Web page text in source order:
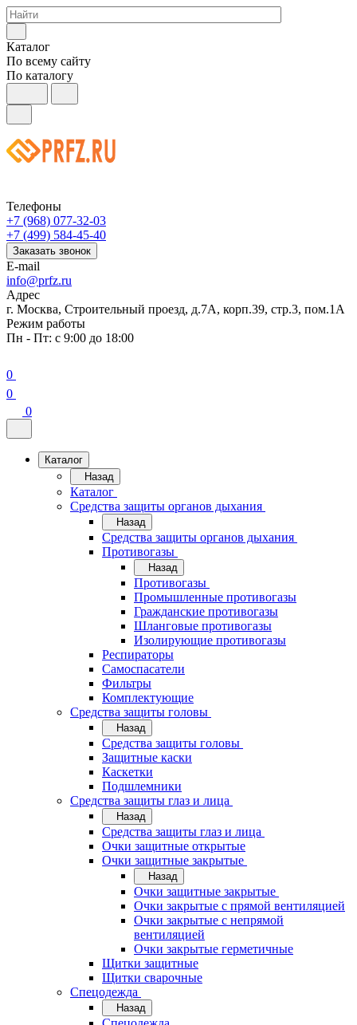
Каталог
По всему сайту
По каталогу
Телефоны
+7 (968) 077-32-03
+7 (499) 584-45-40
Заказать звонок
E-mail
info@prfz.ru
Адрес
г. Москва, Строительный проезд, д.7А, корп.39, стр.3, пом.1А
Режим работы
Пн - Пт: с 9:00 до 18:00
0
0
0
Каталог
Назад
Каталог
Средства защиты органов дыхания
Назад
Средства защиты органов дыхания
Противогазы
Назад
Противогазы
Промышленные противогазы
Гражданские противогазы
Шланговые противогазы
Изолирующие противогазы
Респираторы
Самоспасатели
Фильтры
Комплектующие
Средства защиты головы
Назад
Средства защиты головы
Защитные каски
Каскетки
Подшлемники
Средства защиты глаз и лица
Назад
Средства защиты глаз и лица
Очки защитные открытые
Очки защитные закрытые
Назад
Очки защитные закрытые
Очки закрытые с прямой вентиляцией
Очки закрытые с непрямой
вентиляцией
Очки закрытые герметичные
Щитки защитные
Щитки сварочные
Спецодежда
Назад